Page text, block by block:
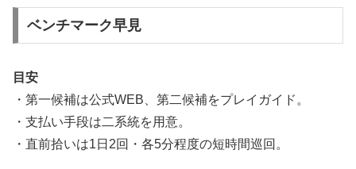
ベンチマーク早見
目安
・第一候補は公式WEB、第二候補をプレイガイド。
・支払い手段は二系統を用意。
・直前拾いは1日2回・各5分程度の短時間巡回。